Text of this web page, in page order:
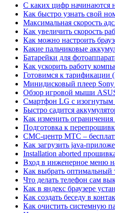
С каких цифр начинаются
Как быстро узнать свой
Максимальная скорость
Как увеличить скорость
Как можно настроить
Какие пальчиковые
Батарейки для
Как ускорить работу
Готовимся к тарификации
Минидисковый плеер
Обзор игровой мыши
Смартфон LG с изогнутым
Быстро садится
Как изменить
Подготовка к
СМС-центр МТС –
Как загрузить java-
Installation aborted
Вход в инженерное меню
Как выбрать оптимальный
Что делать телефон сам
Как в яндекс браузере
Как создать беседу в
Как очистить системную